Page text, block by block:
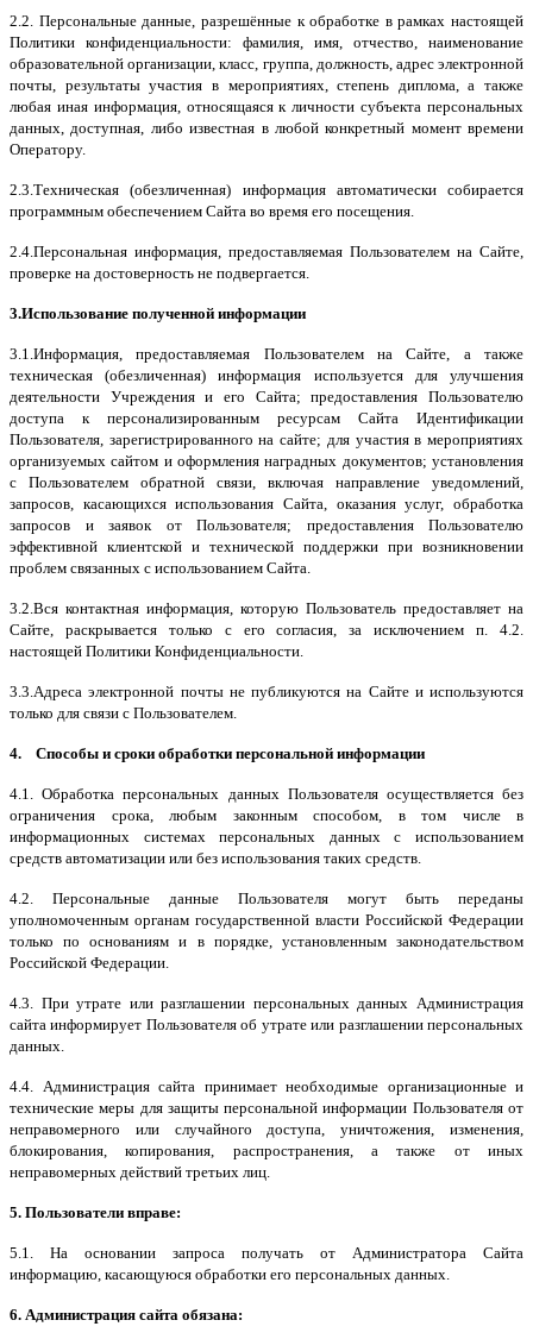
2.2. Персональные данные, разрешённые к обработке в рамках настоящей
Политики конфиденциальности: фамилия, имя, отчество, наименование
образовательной организации, класс, группа, должность, адрес электронной
почты, результаты участия в мероприятиях, степень диплома, а также
любая иная информация, относящаяся к личности субъекта персональных
данных, доступная, либо известная в любой конкретный момент времени
Оператору.
2.3.Техническая (обезличенная) информация автоматически собирается
программным обеспечением Сайта во время его посещения.
2.4.Персональная информация, предоставляемая Пользователем на Сайте,
проверке на достоверность не подвергается.
3.Использование полученной информации
3.1.Информация, предоставляемая Пользователем на Сайте, а также
техническая (обезличенная) информация используется для улучшения
деятельности Учреждения и его Сайта; предоставления Пользователю
доступа к персонализированным ресурсам Сайта Идентификации
Пользователя, зарегистрированного на сайте; для участия в мероприятиях
организуемых сайтом и оформления наградных документов; установления
с Пользователем обратной связи, включая направление уведомлений,
запросов, касающихся использования Сайта, оказания услуг, обработка
запросов и заявок от Пользователя; предоставления Пользователю
эффективной клиентской и технической поддержки при возникновении
проблем связанных с использованием Сайта.
3.2.Вся контактная информация, которую Пользователь предоставляет на
Сайте, раскрывается только с его согласия, за исключением п. 4.2.
настоящей Политики Конфиденциальности.
3.3.Адреса электронной почты не публикуются на Сайте и используются
только для связи с Пользователем.
4. Способы и сроки обработки персональной информации
4.1. Обработка персональных данных Пользователя осуществляется без
ограничения срока, любым законным способом, в том числе в
информационных системах персональных данных с использованием
средств автоматизации или без использования таких средств.
4.2. Персональные данные Пользователя могут быть переданы
уполномоченным органам государственной власти Российской Федерации
только по основаниям и в порядке, установленным законодательством
Российской Федерации.
4.3. При утрате или разглашении персональных данных Администрация
сайта информирует Пользователя об утрате или разглашении персональных
данных.
4.4. Администрация сайта принимает необходимые организационные и
технические меры для защиты персональной информации Пользователя от
неправомерного или случайного доступа, уничтожения, изменения,
блокирования, копирования, распространения, а также от иных
неправомерных действий третьих лиц.
5. Пользователи вправе:
5.1. На основании запроса получать от Администратора Сайта
информацию, касающуюся обработки его персональных данных.
6. Администрация сайта обязана: